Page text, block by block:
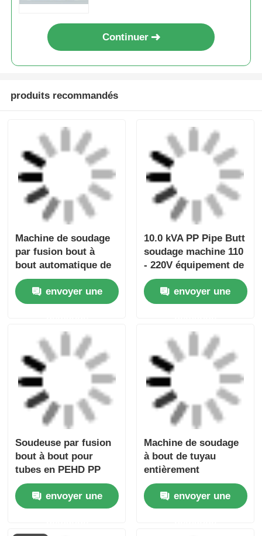
produits recommandés
Machine de soudage
par fusion bout à
bout automatique de
10,0 kVA pour tuyaux
en PEHD et PP
demande
10.0 kVA PP Pipe Butt
soudage machine 110
- 220V équipement de
soudage automatique
de tuyaux
demande
Soudeuse par fusion
bout à bout pour
tubes en PEHD PP
Automatique 5,0 kVA
Diamètre de soudure
63mm - 180mm
demande
Machine de soudage
à bout de tuyau
entièrement
automatique 50 Hz
HDPE PP Pipe Butt
Fusion Joint Machine
demande